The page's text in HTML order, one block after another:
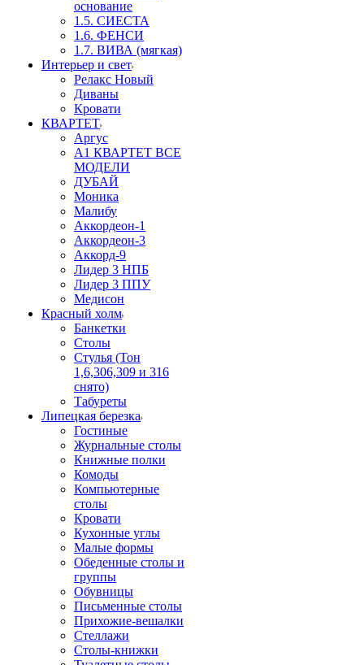
основание
1.5. СИЕСТА
1.6. ФЕНСИ
1.7. ВИВА (мягкая)
Интерьер и свет
Релакс Новый
Диваны
Кровати
КВАРТЕТ
Аргус
А1 КВАРТЕТ ВСЕ
МОДЕЛИ
ДУБАЙ
Моника
Малибу
Аккордеон-1
Аккордеон-3
Аккорд-9
Лидер 3 НПБ
Лидер 3 ППУ
Медисон
Красный холм
Банкетки
Столы
Стулья (Тон
1,6,306,309 и 316
снято)
Табуреты
Липецкая березка
Гостиные
Журнальные столы
Книжные полки
Комоды
Компьютерные
столы
Кровати
Кухонные углы
Малые формы
Обеденные столы и
группы
Обувницы
Письменные столы
Прихожие-вешалки
Стеллажи
Столы-книжки